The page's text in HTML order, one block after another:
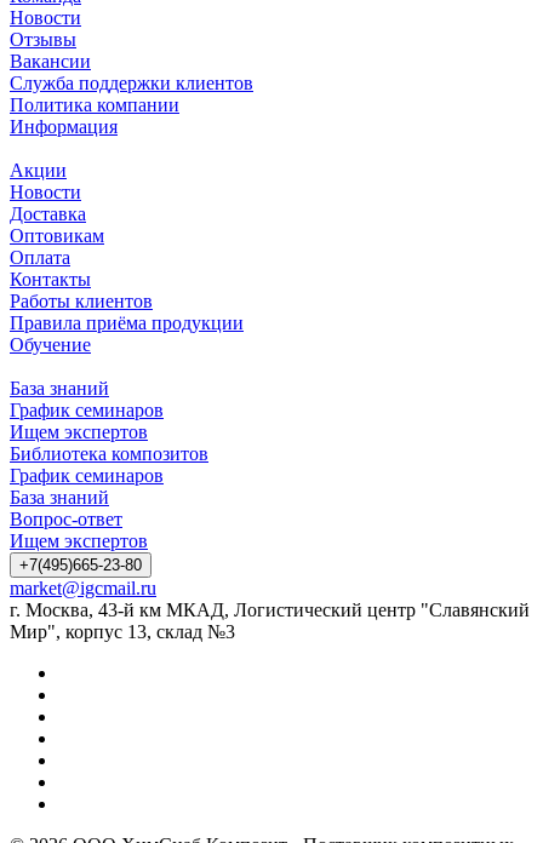
Новости
Отзывы
Вакансии
Служба поддержки клиентов
Политика компании
Информация
Акции
Новости
Доставка
Оптовикам
Оплата
Контакты
Работы клиентов
Правила приёма продукции
Обучение
База знаний
График семинаров
Ищем экспертов
Библиотека композитов
График семинаров
База знаний
Вопрос-ответ
Ищем экспертов
+7(495)665-23-80
market@igcmail.ru
г. Москва, 43-й км МКАД, Логистический центр "Славянский
Мир", корпус 13, склад №3